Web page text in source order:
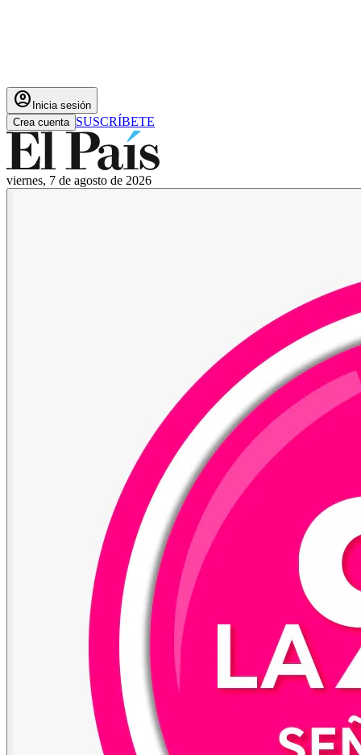
account_circle Inicia sesión
Crea cuenta SUSCRÍBETE
viernes, 7 de agosto de 2026